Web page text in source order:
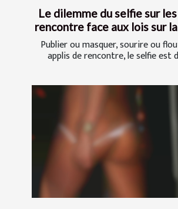
Le dilemme du selfie sur
rencontre face aux lois sur
Publier ou masquer, sourire ou
applis de rencontre, le selfie est